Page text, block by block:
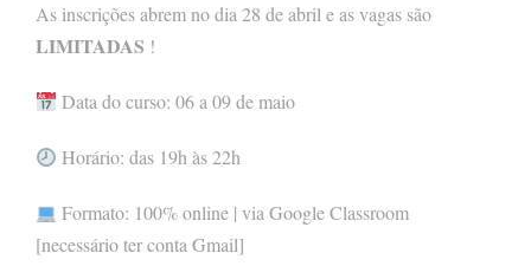
As inscrições abrem no dia 28 de abril e as vagas são
LIMITADAS !
Data do curso: 06 a 09 de maio
Horário: das 19h às 22h
Formato: 100% online | via Google Classroom
[necessário ter conta Gmail]